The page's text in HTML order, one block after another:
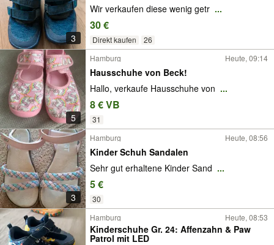
3
Wir verkaufen diese wenig getr ...
30 €
Direkt kaufen 26
5
Hamburg Heute, 09:14
Hausschuhe von Beck!
Hallo, verkaufe Hausschuhe von ...
8 € VB
31
3
Hamburg Heute, 08:56
Kinder Schuh Sandalen
Sehr gut erhaltene Kinder Sand ...
5 €
30
Hamburg Heute, 08:53
Kinderschuhe Gr. 24: Affenzahn & Paw
Patrol mit LED